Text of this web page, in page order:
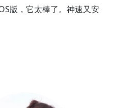
版，它太棒了。神速又安